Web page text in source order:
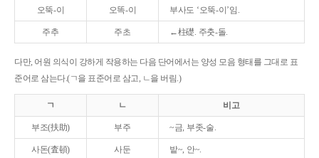
오뚝-이 오똑-이 부사도 ‘오뚝-이’임.
주추 주초 ←柱礎. 주춧-돌.
다만, 어원 의식이 강하게 작용하는 다음 단어에서는 양성 모음 형태를 그대로 표
준어로 삼는다.(ㄱ을 표준어로 삼고, ㄴ을 버림.)
ㄱ ㄴ 비고
부조(扶助) 부주 ~금, 부좃-술.
사돈(査頓) 사둔 밭~, 안~.